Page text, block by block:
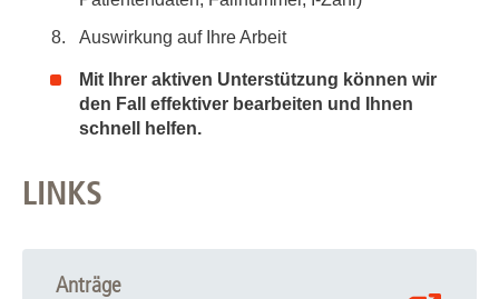
Auswirkung auf Ihre Arbeit
Mit Ihrer aktiven Unterstützung können wir
den Fall effektiver bearbeiten und Ihnen
schnell helfen.
LINKS
Anträge